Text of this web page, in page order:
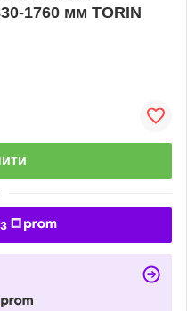
1760 мм TORIN